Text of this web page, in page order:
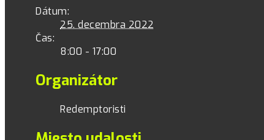
Dátum:
25. decembra 2022
Čas:
8:00 - 17:00
Organizátor
Redemptoristi